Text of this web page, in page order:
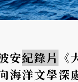
安紀錄片 《
海洋文學深